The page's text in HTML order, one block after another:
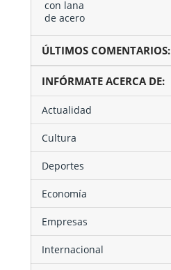
ÚLTIMOS COMENTARIOS:
INFÓRMATE ACERCA DE:
Actualidad
Cultura
Deportes
Economía
Empresas
Internacional